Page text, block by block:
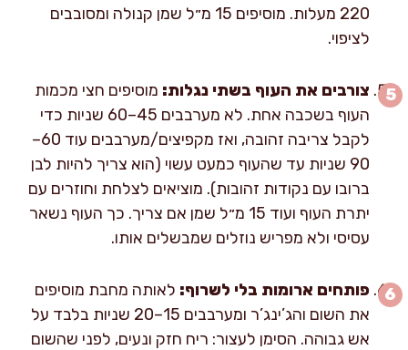
220 מעלות. מוסיפים 15 מ״ל שמן קנולה ומסובבים
לציפוי.
צורבים את העוף בשתי נגלות: מוסיפים חצי מכמות
העוף בשכבה אחת. לא מערבבים 45–60 שניות כדי
לקבל צריבה זהובה, ואז מקפיצים/מערבבים עוד 60–
90 שניות עד שהעוף כמעט עשוי (הוא צריך להיות לבן
ברובו עם נקודות זהובות). מוציאים לצלחת וחוזרים עם
יתרת העוף ועוד 15 מ״ל שמן אם צריך. כך העוף נשאר
עסיסי ולא מפריש נוזלים שמבשלים אותו.
פותחים ארומות בלי לשרוף: לאותה מחבת מוסיפים
את השום והג’ינג’ר ומערבבים 15–20 שניות בלבד על
אש גבוהה. הסימן לעצור: ריח חזק ונעים, לפני שהשום